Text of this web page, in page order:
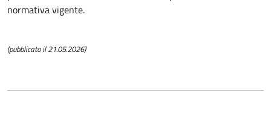
normativa vigente.
(pubblicato il 21.05.2026)